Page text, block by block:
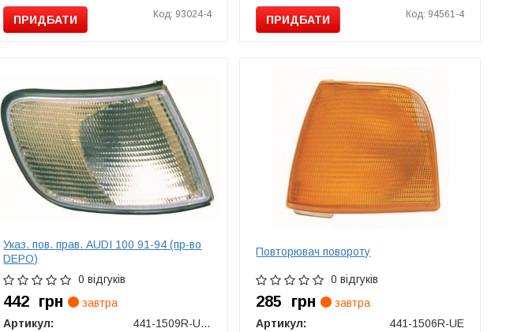
ПРИДБАТИ Код: 93024-4 ПРИДБАТИ Код: 94561-4
Указ. пов. прав. AUDI 100 91-94 (пр-во
DEPO)
0 відгуків
442 грн
завтра
Артикул:
441-1509R-UE-C
Повторювач повороту
0 відгуків
285 грн
завтра
Артикул:
441-1506R-UE